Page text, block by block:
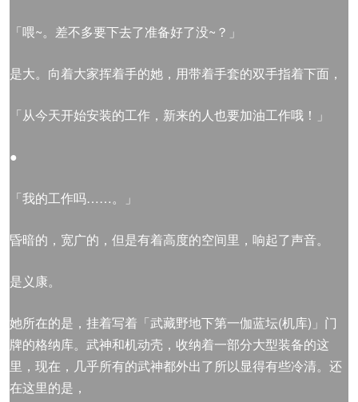
「喂~。差不多要下去了准备好了没~？」
是大。向着大家挥着手的她，用带着手套的双手指着下面，
「从今天开始安装的工作，新来的人也要加油工作哦！」
●
「我的工作吗……。」
昏暗的，宽广的，但是有着高度的空间里，响起了声音。
是义康。
她所在的是，挂着写着「武藏野地下第一伽蓝坛(机库)」门
牌的格纳库。武神和机动壳，收纳着一部分大型装备的这
里，现在，几乎所有的武神都外出了所以显得有些冷清。还
在这里的是，